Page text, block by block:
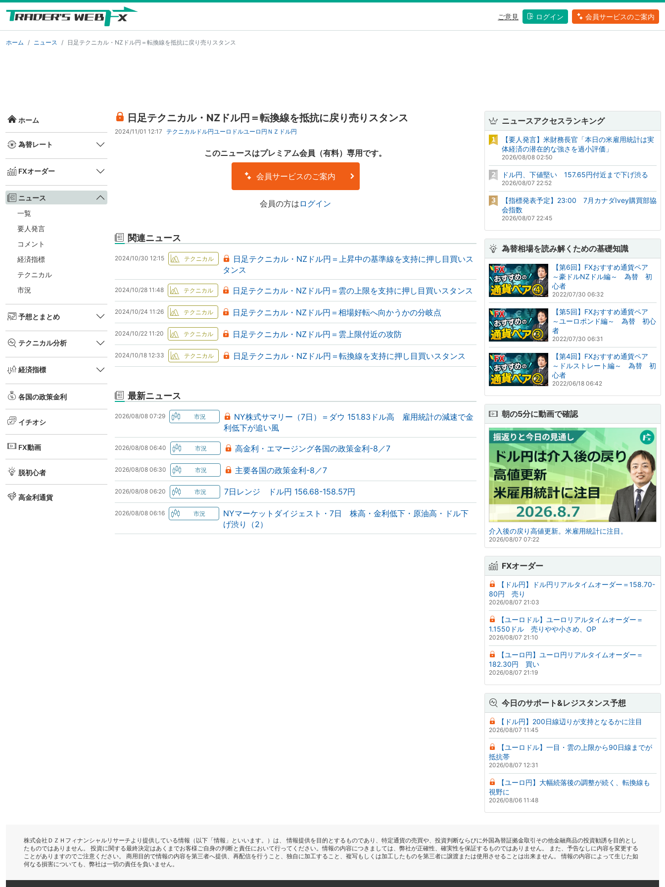
ご意見 ログイン 会員サービスのご案内
ホーム ニュース 日足テクニカル・NZドル円＝転換線を抵抗に戻り売りスタンス
ホーム
為替レート
FXオーダー
ニュース
一覧
要人発言
コメント
経済指標
テクニカル
市況
予想とまとめ
テクニカル分析
経済指標
各国の政策金利
イチオシ
FX動画
脱初心者
高金利通貨
日足テクニカル・NZドル円＝転換線を抵抗に戻り売りスタンス
2024/11/01 12:17 テクニカル ドル円ユーロドルユーロ円 ＮＺドル円
このニュースはプレミアム会員（有料）専用です。
会員サービスのご案内
会員の方は ログイン
関連ニュース
2024/10/30 12:15
日足テクニカル・NZドル円＝上昇中の基準線を支持に押し目買いス
タンス
2024/10/28 11:48 日足テクニカル・NZドル円＝雲の上限を支持に押し目買いスタンス
2024/10/24 11:26 日足テクニカル・NZドル円＝相場好転へ向かうかの分岐点
2024/10/22 11:20 日足テクニカル・NZドル円＝雲上限付近の攻防
2024/10/18 12:33 日足テクニカル・NZドル円＝転換線を支持に押し目買いスタンス
最新ニュース
2026/08/08 07:29
NY株式サマリー（7日）＝ダウ 151.83ドル高 雇用統計の減速で金
利低下が追い風
2026/08/08 06:40 高金利・エマージング各国の政策金利-8／7
2026/08/08 06:30 主要各国の政策金利-8／7
2026/08/08 06:20 7日レンジ ドル円 156.68-158.57円
2026/08/08 06:16
NYマーケットダイジェスト・7日 株高・金利低下・原油高・ドル下
げ渋り（2）
ニュースアクセスランキング
【要人発言】米財務長官「本日の米雇用統計は実
体経済の潜在的な強さを過小評価」
2026/08/08 02:50
ドル円、下値堅い 157.65円付近まで下げ渋る
2026/08/07 22:52
【指標発表予定】23:00 7月カナダIvey購買部協
会指数
2026/08/07 22:45
為替相場を読み解くための基礎知識
【第6回】FXおすすめ通貨ペア
～豪ドルNZドル編～ 為替 初
心者
2022/07/30 06:32
【第5回】FXおすすめ通貨ペア
～ユーロポンド編～ 為替 初心
者
2022/07/30 06:31
【第4回】FXおすすめ通貨ペア
～ドルストレート編～ 為替 初
心者
2022/06/18 06:42
朝の5分に動画で確認
介入後の戻り高値更新。米雇用統計に注目。
2026/08/07 07:22
FXオーダー
【ドル円】ドル円リアルタイムオーダー＝158.70-
80円 売り
2026/08/07 21:03
【ユーロドル】ユーロリアルタイムオーダー＝
1.1550ドル 売りやや小さめ、OP
2026/08/07 21:10
【ユーロ円】ユーロ円リアルタイムオーダー＝
182.30円 買い
2026/08/07 21:19
今日のサポート&レジスタンス予想
【ドル円】200日線辺りが支持となるかに注目
2026/08/07 11:45
【ユーロドル】一目・雲の上限から90日線までが
抵抗帯
2026/08/07 12:31
【ユーロ円】大幅続落後の調整が続く、転換線も
視野に
2026/08/06 11:48
株式会社ＤＺＨフィナンシャルリサーチより提供している情報（以下「情報」といいます。）は、 情報提供を目的とするものであり、特定通貨の売買や、投資判断ならびに外国為替証拠金取引その他金融商品の投資勧誘を目的とし
たものではありません。 投資に関する最終決定はあくまでお客様ご自身の判断と責任において行ってください。情報の内容につきましては、弊社が正確性、確実性を保証するものではありません。 また、予告なしに内容を変更する
ことがありますのでご注意ください。 商用目的で情報の内容を第三者へ提供、再配信を行うこと、独自に加工すること、複写もしくは加工したものを第三者に譲渡または使用させることは出来ません。 情報の内容によって生じた如
何なる損害についても、弊社は一切の責任を負いません。